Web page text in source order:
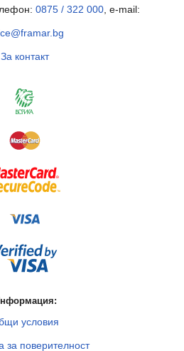
0875 / 322 000, e-mail:
За контакт
условия
за поверителност